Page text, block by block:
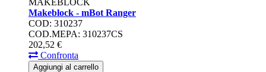
Makeblock - mBot Ranger
COD: 310237
COD.MEPA: 310237CS
202,52 €
Confronta
Aggiungi al carrello